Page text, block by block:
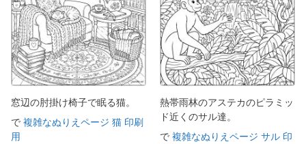
窓辺の肘掛け椅子で眠る猫。
で 複雑なぬりえページ 猫 印刷
用
熱帯雨林のアステカのピラミッ
ド近くのサル達。
で 複雑なぬりえページ サル 印